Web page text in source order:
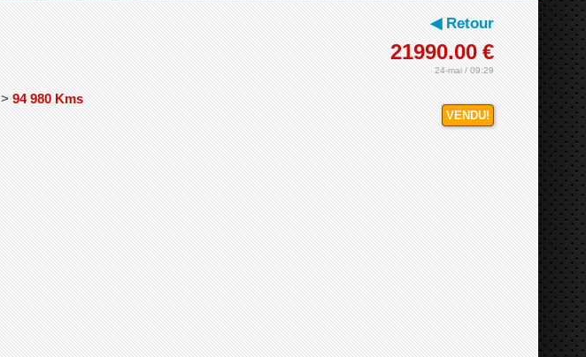
◀ Retour
21990.00 €
24-mai / 09:29
VENDU!
>94 980 Kms